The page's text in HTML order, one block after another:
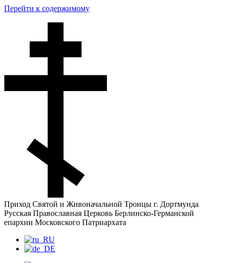
Перейти к содержимому
Приход Святой и Живоначальной Троицы г. Дортмунда
Русская Православная Церковь Берлинско-Германской
епархии Московского Патриархата